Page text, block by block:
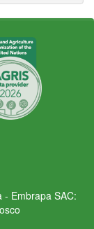
- Embrapa SAC: